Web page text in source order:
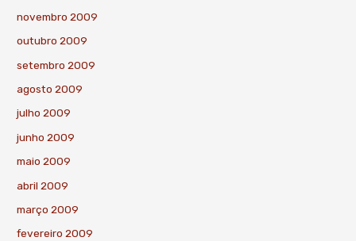
novembro 2009
outubro 2009
setembro 2009
agosto 2009
julho 2009
junho 2009
maio 2009
abril 2009
março 2009
fevereiro 2009